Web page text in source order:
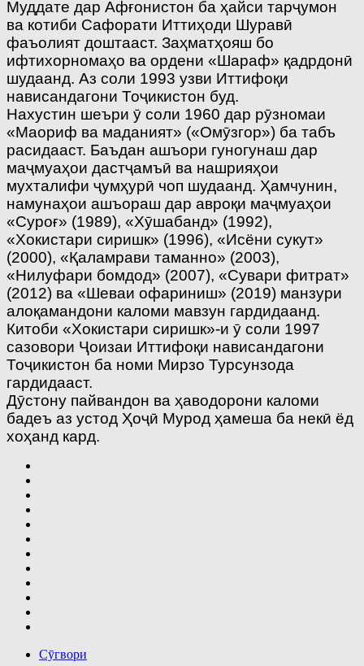
Муддате дар Афғонистон ба ҳайси тарҷумон
ва котиби Сафорати Иттиҳоди Шуравӣ
фаъолият доштааст. Заҳматҳояш бо
ифтихорномаҳо ва ордени «Шараф» қадрдонӣ
шудаанд. Аз соли 1993 узви Иттифоқи
нависандагони Тоҷикистон буд.
Нахустин шеъри ӯ соли 1960 дар рӯзномаи
«Маориф ва маданият» («Омӯзгор») ба табъ
расидааст. Баъдан ашъори гуногунаш дар
маҷмуаҳои дастҷамъӣ ва нашрияҳои
мухталифи ҷумҳурӣ чоп шудаанд. Ҳамчунин,
намунаҳои ашъораш дар авроқи маҷмуаҳои
«Суроғ» (1989), «Хӯшабанд» (1992),
«Хокистари сиришк» (1996), «Исёни сукут»
(2000), «Қаламрави таманно» (2003),
«Нилуфари бомдод» (2007), «Сувари фитрат»
(2012) ва «Шеваи офариниш» (2019) манзури
алоқамандони каломи мавзун гардидаанд.
Китоби «Хокистари сиришк»-и ӯ соли 1997
сазовори Ҷоизаи Иттифоқи нависандагони
Тоҷикистон ба номи Мирзо Турсунзода
гардидааст.
Дӯстону пайвандон ва ҳаводорони каломи
бадеъ аз устод Ҳоҷӣ Мурод ҳамеша ба некӣ ёд
хоҳанд кард.
Сӯгвори